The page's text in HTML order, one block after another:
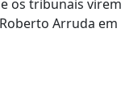
os tribunais virem
Arruda em